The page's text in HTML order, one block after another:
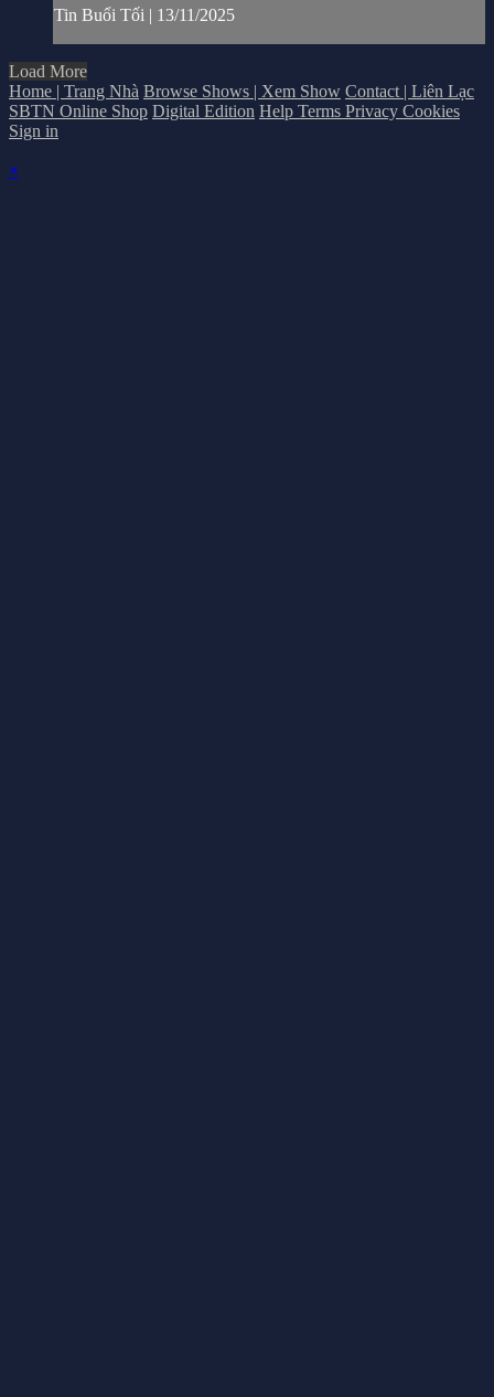
Tin Buổi Tối | 13/11/2025
Load More
Home | Trang Nhà Browse Shows | Xem Show Contact | Liên Lạc
SBTN Online Shop Digital Edition Help Terms Privacy Cookies
Sign in
×